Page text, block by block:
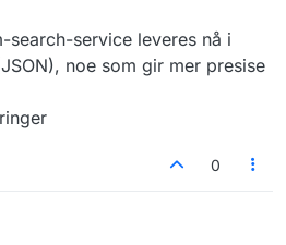
search-service leveres nå i
noe som gir mer presise
0